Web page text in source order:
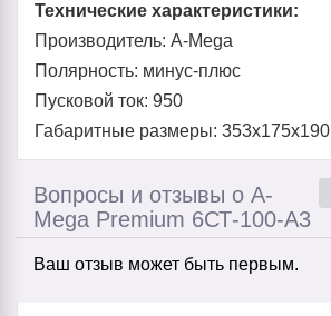
Технические характеристики:
Производитель: A-Mega
Полярность: минус-плюс
Пусковой ток: 950
Габаритные размеры: 353x175x190
Вопросы и отзывы о A-
Mega Premium 6СТ-100-А3
Ваш отзыв может быть первым.